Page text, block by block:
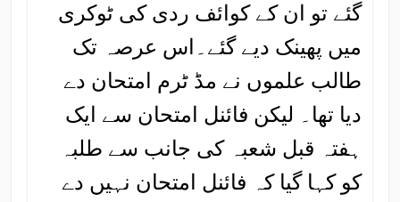
گئے تو ان کے کوائف ردی کی ٹوکری
میں پھینک دیے گئے۔اس عرصہ تک
طالب علموں نے مڈ ٹرم امتحان دے
دیا تھا۔ لیکن فائنل امتحان سے ایک
ہفتہ قبل شعبہ کی جانب سے طلبہ
کو کہا گیا کہ فائنل امتحان نہیں دے